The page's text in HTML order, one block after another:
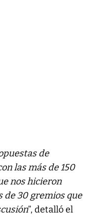
de
las más de 150
nos hicieron
de 30 gremios que
”, detalló el